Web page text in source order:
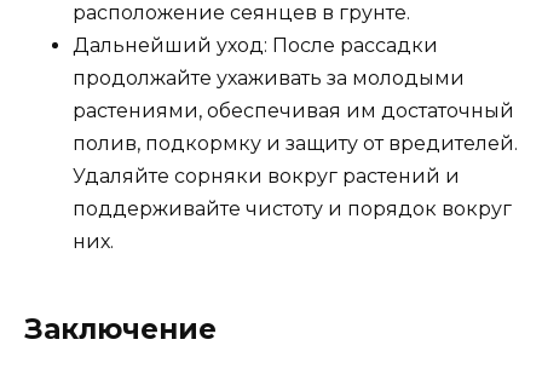
расположение сеянцев в грунте.
Дальнейший уход: После рассадки
продолжайте ухаживать за молодыми
растениями, обеспечивая им достаточный
полив, подкормку и защиту от вредителей.
Удаляйте сорняки вокруг растений и
поддерживайте чистоту и порядок вокруг
них.
Заключение